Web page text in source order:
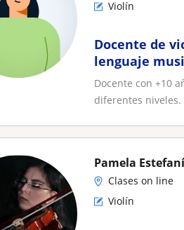
Violín
Docente de
lenguaje
Docente con +10
diferentes
Pamela
Clases on line
Violín